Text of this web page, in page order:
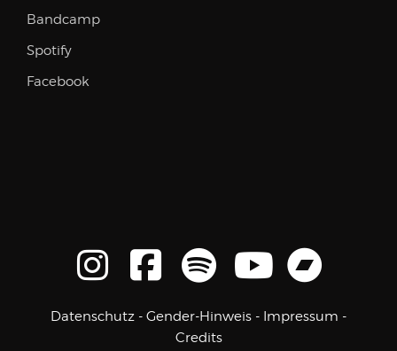
Bandcamp
Spotify
Facebook
Datenschutz - Gender-Hinweis - Impressum -
Credits